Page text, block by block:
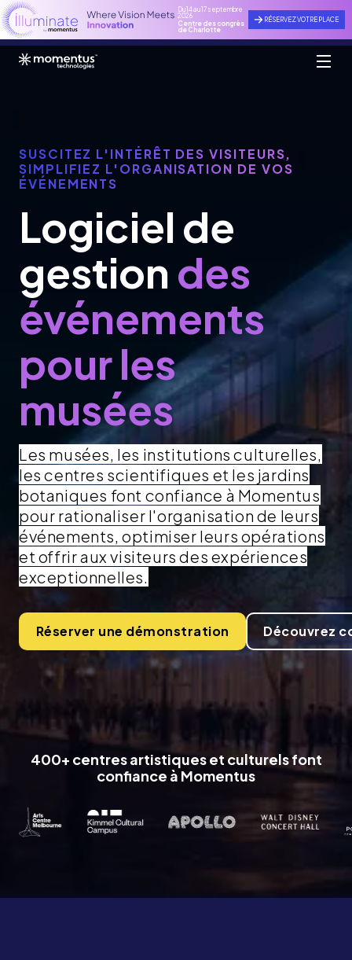
Du 14 au 17 septembre
2026
Centre des congrès
de Charlotte
RÉSERVEZ VOTRE PLACE
SUSCITEZ L'INTÉRÊT DES VISITEURS,
SIMPLIFIEZ L'ORGANISATION DE VOS
ÉVÉNEMENTS
Logiciel de
gestion des
événements
pour les
musées
Les musées, les institutions culturelles,
les centres scientifiques et les jardins
botaniques font confiance à Momentus
pour rationaliser l'organisation de leurs
événements, optimiser leurs opérations
et offrir aux visiteurs des expériences
exceptionnelles.
Réserver une démonstration Découvrez
400+ centres artistiques et culturels font
confiance à Momentus